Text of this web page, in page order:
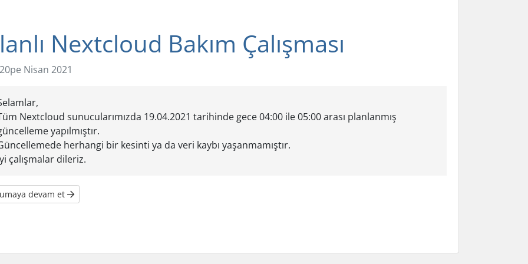
Nextcloud Bakım Çalışması
Nisan 2021
Nextcloud sunucularımızda 19.04.2021 tarihinde gece 04:00 ile 05:00 arası planlanmış
yapılmıştır.
herhangi bir kesinti ya da veri kaybı yaşanmamıştır.
çalışmalar dileriz.
devam et